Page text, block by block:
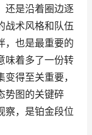
还是沿着圈边逐
战术风格和队伍
，也是最重要的
味着多了一份转
得至关重要，
势图的关键碎
察，是铂金段位